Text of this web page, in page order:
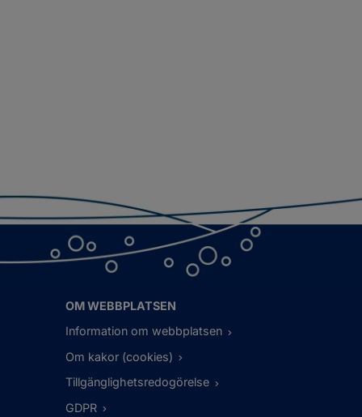
OM WEBBPLATSEN
Information om webbplatsen
Om kakor (cookies)
Tillgänglighetsredogörelse
GDPR